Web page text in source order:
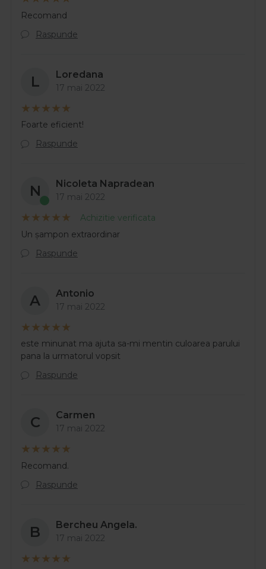
Recomand
Raspunde
L Loredana
17 mai 2022
Foarte eficient!
Raspunde
N Nicoleta Napradean
17 mai 2022
Achizitie verificata
Un șampon extraordinar
Raspunde
A Antonio
17 mai 2022
este minunat ma ajuta sa-mi mentin culoarea parului
pana la urmatorul vopsit
Raspunde
C Carmen
17 mai 2022
Recomand.
Raspunde
B Bercheu Angela.
17 mai 2022